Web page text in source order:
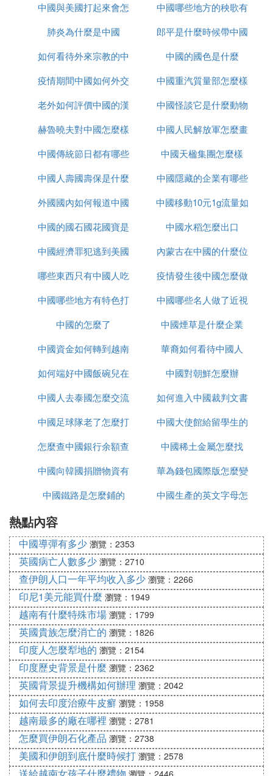
中國與美國打起來會怎
麼樣
中國哪些地方的秧歌有
名
肺炎為什麼是中國
郎平是什麼時候帶中國
女排的
如何看待外來宗教的中
國化
中國的國色是什麼
疫情期間中國如何外交
中國重汽質量部怎麼樣
老外如何評價中國的漢
服
中國怪談它是什麼動物
赫魯曉夫對中國怎麼樣
中國人民解放軍怎麼畫
的
中國傳統節日都有哪些
中國天楹集團怎麼樣
中國人壽國壽保是什麼
中國隱藏的企業有哪些
外國國內如何報道中國
疫情
中國移動10元1g流量如
何取消
中國的國石國花國寶是
什麼
中國水稻怎麼出口
中國經濟罪犯逃到美國
怎麼辦
內蒙古在中國的什麼位
置
哪些東西只有中國人吃
疫情發生後中國怎麼做
的
中國哪些地方有特色打
鼓
中國哪些名人做了近視
手術
中國的怎麼了
中國煙草是什麼企業
中國資金如何轉到越南
炒股
華裔如何看待中國人
如何端好中國飯碗兒在
線播放
中國對朝鮮怎麼辦
中國人去泰國怎麼交流
如何進入中國裁判文書
網官網
中國足球隊老了怎麼打
亞洲杯
中國大使館給留學生的
健康包有什麼
怎麼查中國銀行余額查
詢
中國稀土金屬怎麼找
中國向韓國捐贈物資有
哪些
華為錢包國際版怎麼變
為中國版
中國鐵路是怎麼鋪的
中國生產的英文字母怎
熱點內容
中國導彈有多少 瀏覽：2353
英國病亡人數多少 瀏覽：2710
查伊朗人口一年平均收入多少 瀏覽：2266
印尼1美元能買什麼 瀏覽：1949
越南有什麼特殊市場 瀏覽：1799
英國貴族怎麼消亡的 瀏覽：1826
印度人怎麼犁地的 瀏覽：2154
印度歷史背景是什麼 瀏覽：2362
英國背景提升機構如何辦理 瀏覽：2042
如何去印度治療牛皮癬 瀏覽：1958
越南最多的廠在哪裡 瀏覽：2781
怎麼買伊朗石化產品 瀏覽：2738
美國和伊朗到底什麼時候打 瀏覽：2578
瀏覽：2446